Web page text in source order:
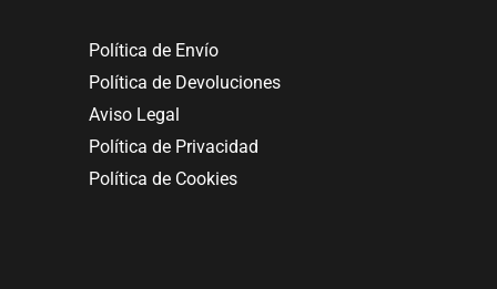
Política de Envío
Política de Devoluciones
Aviso Legal
Política de Privacidad
Política de Cookies